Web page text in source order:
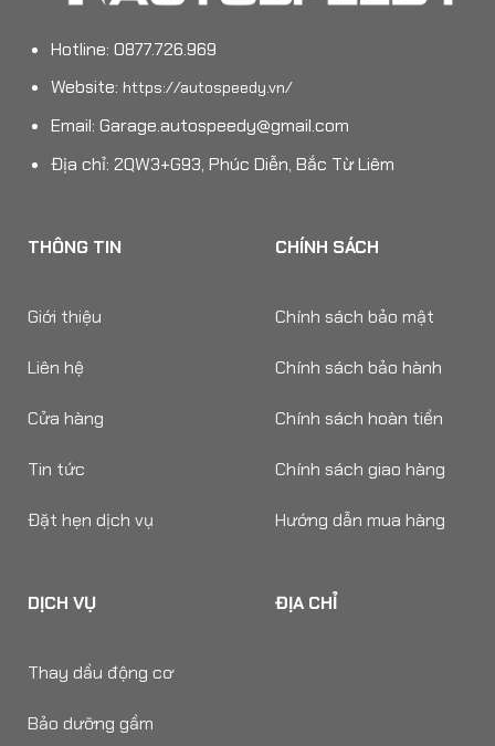
Hotline: 0877.726.969
Website: https://autospeedy.vn/
Email: Garage.autospeedy@gmail.com
Địa chỉ: 2QW3+G93, Phúc Diễn, Bắc Từ Liêm
THÔNG TIN
Giới thiệu
Liên hệ
Cửa hàng
Tin tức
Đặt hẹn dịch vụ
CHÍNH SÁCH
Chính sách bảo mật
Chính sách bảo hành
Chính sách hoàn tiền
Chính sách giao hàng
Hướng dẫn mua hàng
DỊCH VỤ
Thay dầu động cơ
Bảo dưỡng gầm
ĐỊA CHỈ